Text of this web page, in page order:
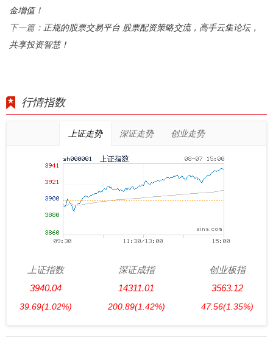
金增值！
下一篇： 正规的股票交易平台 股票配资策略交流，高手云集论坛，
共享投资智慧！
行情指数
上证走势 深证走势 创业走势
上证指数
3940.04
39.69(1.02%)
深证成指
14311.01
200.89(1.42%)
创业板指
3563.12
47.56(1.35%)